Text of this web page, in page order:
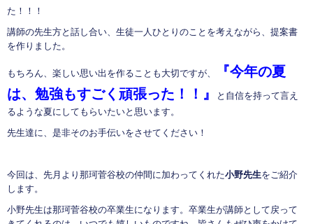
た！！！
講師の先生方と話し合い、生徒一人ひとりのことを考えながら、提案書
を作りました。
もちろん、楽しい思い出を作ることも大切ですが、
『今年の夏
は、勉強もすごく頑張った！！』
と自信を持って言え
るような夏にしてもらいたいと思います。
先生達に、是非そのお手伝いをさせてください！
今回は、先月より那珂菅谷校の仲間に加わってくれた小野先生をご紹介
します。
小野先生は那珂菅谷校の卒業生になります。卒業生が講師として戻って